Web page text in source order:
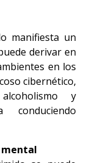
manifiesta un
derivar en
en los
cibernético,
y
conduciendo
mental